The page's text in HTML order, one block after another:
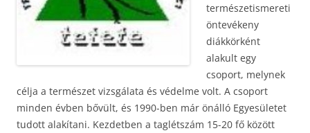
természetismereti
öntevékeny
diákkörként
alakult egy
csoport, melynek
célja a természet vizsgálata és védelme volt. A csoport
minden évben bővült, és 1990-ben már önálló Egyesületet
tudott alakítani. Kezdetben a taglétszám 15-20 fő között